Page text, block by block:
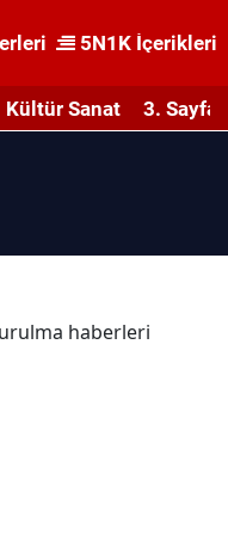
5N1K İçerikleri
Kültür Sanat 3. Sayfa
haberleri